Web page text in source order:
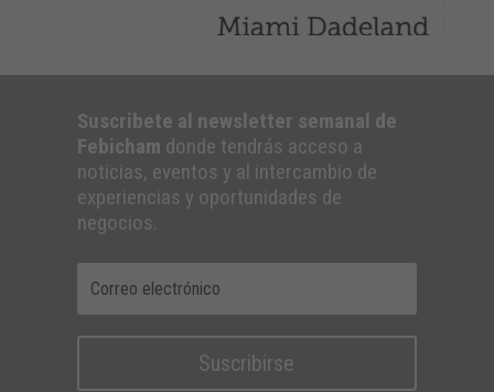
Suscribete al newsletter semanal de
Febicham donde tendrás acceso a
noticias, eventos y al intercambio de
experiencias y oportunidades de
negocios.
Suscribirse